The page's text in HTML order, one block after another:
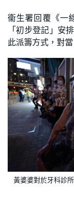
衞生署回覆《一
「初步登記」安
此派籌方式，對
黃婆婆對於牙科診